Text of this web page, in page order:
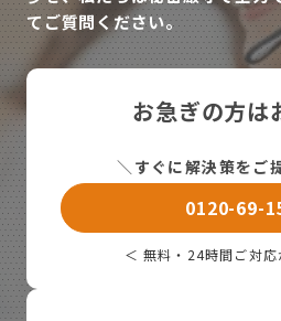
てご質問ください。
お急ぎの方は
＼ すぐに解決策をご
0120-69-
＜ 無料・24時間ご対応